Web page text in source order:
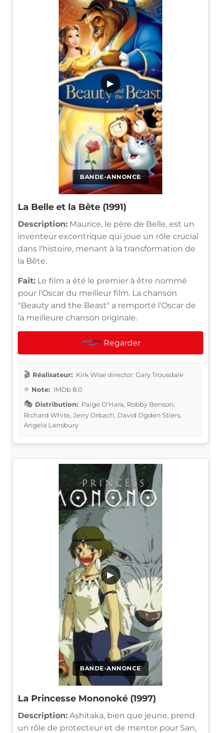
BANDE-ANNONCE
▶
La Belle et la Bête (1991)
Description: Maurice, le père de Belle, est un
inventeur excentrique qui joue un rôle crucial
dans l'histoire, menant à la transformation de
la Bête.
Fait: Le film a été le premier à être nommé
pour l'Oscar du meilleur film. La chanson
"Beauty and the Beast" a remporté l'Oscar de
la meilleure chanson originale.
Regarder
Réalisateur: Kirk Wise director: Gary Trousdale
Note: IMDb 8.0
Distribution: Paige O'Hara, Robby Benson,
Richard White, Jerry Orbach, David Ogden Stiers,
Angela Lansbury
BANDE-ANNONCE
▶
La Princesse Mononoké (1997)
Description: Ashitaka, bien que jeune, prend
un rôle de protecteur et de mentor pour San,